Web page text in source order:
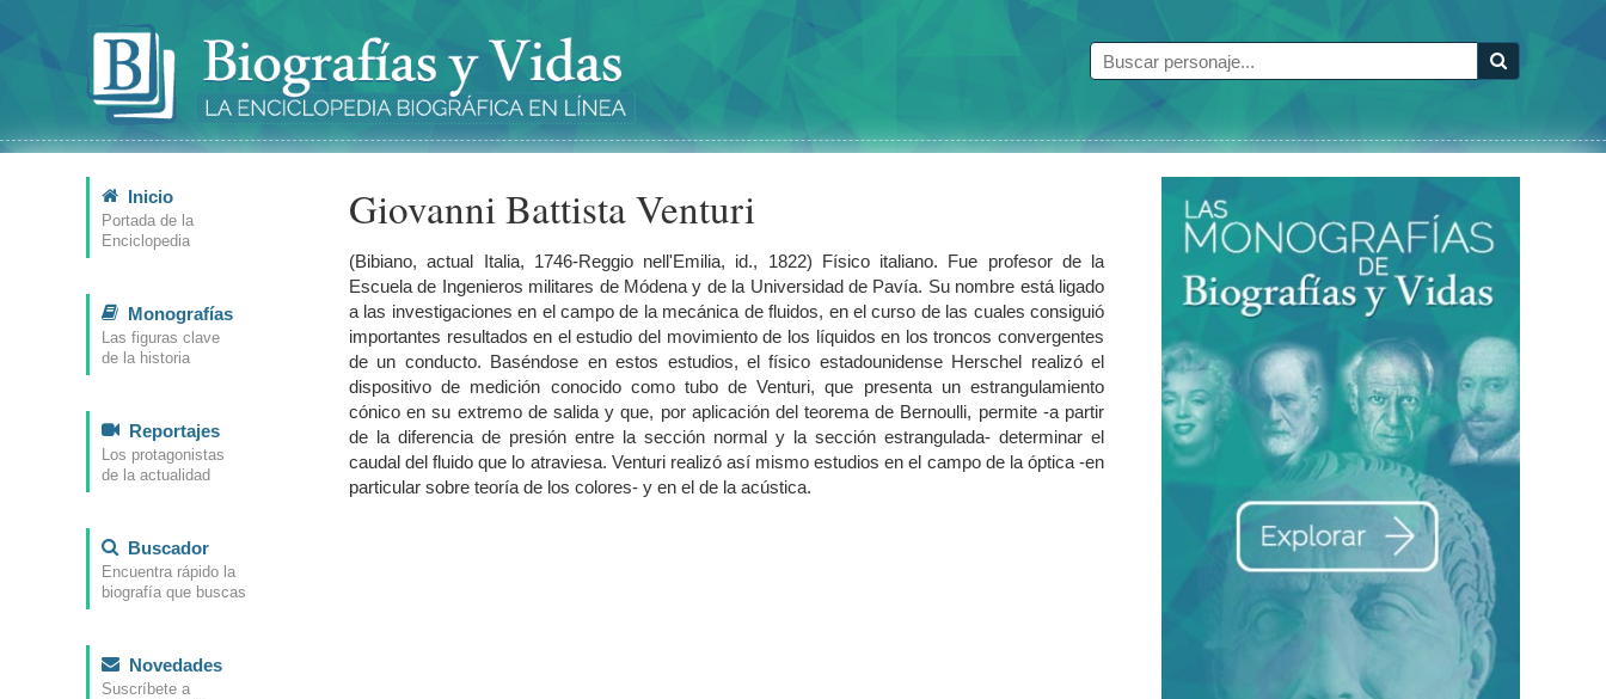
Inicio
Portada de la
Enciclopedia
Monografías
Las figuras clave
de la historia
Reportajes
Los protagonistas
de la actualidad
Buscador
Encuentra rápido la
biografía que buscas
Novedades
Suscríbete a
Giovanni Battista Venturi
(Bibiano, actual Italia, 1746-Reggio nell'Emilia, id., 1822) Físico italiano. Fue profesor de la
Escuela de Ingenieros militares de Módena y de la Universidad de Pavía. Su nombre está ligado
a las investigaciones en el campo de la mecánica de fluidos, en el curso de las cuales consiguió
importantes resultados en el estudio del movimiento de los líquidos en los troncos convergentes
de un conducto. Baséndose en estos estudios, el físico estadounidense Herschel realizó el
dispositivo de medición conocido como tubo de Venturi, que presenta un estrangulamiento
cónico en su extremo de salida y que, por aplicación del teorema de Bernoulli, permite -a partir
de la diferencia de presión entre la sección normal y la sección estrangulada- determinar el
caudal del fluido que lo atraviesa. Venturi realizó así mismo estudios en el campo de la óptica -en
particular sobre teoría de los colores- y en el de la acústica.